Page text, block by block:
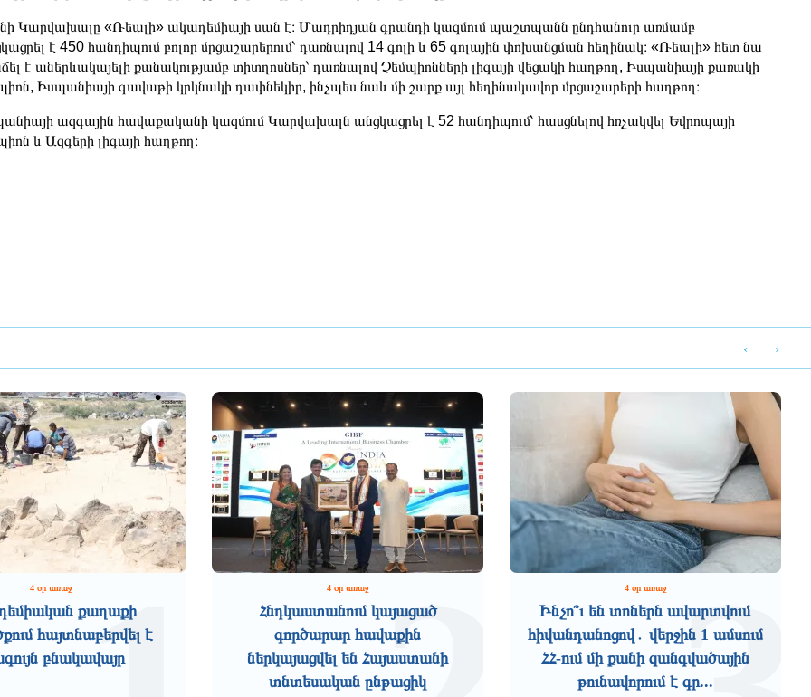
Կարվախալը «Ռեալի» ակադեմիայի սան է։ Մադրիդյան գրանդի կազմում պաշտպանն ընդհանուր առմամբ
է 450 հանդիպում բոլոր մրցաշարերում՝ դառնալով 14 գոլի և 65 գոլային փոխանցման հեղինակ։ «Ռեալի» հետ նա
է աներևակայելի քանակությամբ տիտղոսներ՝ դառնալով Չեմպիոնների լիգայի վեցակի հաղթող, Իսպանիայի քառակի
Իսպանիայի գավաթի կրկնակի դափնեկիր, ինչպես նաև մի շարք այլ հեղինակավոր մրցաշարերի հաղթող։
ազգային հավաքականի կազմում Կարվախալն անցկացրել է 52 հանդիպում՝ հասցնելով հռչակվել Եվրոպայի
և Ազգերի լիգայի հաղթող։
4 օր առաջ
քաղաքի
հայտնաբերվել է
բնակավայր
4 օր առաջ
Հնդկաստանում կայացած
գործարար հավաքին
ներկայացվել են Հայաստանի
տնտեսական ընթացիկ
4 օր առաջ
Ինչո՞ւ են տոներն ավարտվում
հիվանդանոցով․ վերջին 1 ամսում
ՀՀ-ում մի քանի զանգվածային
թունավորում է գր...
‹ ›